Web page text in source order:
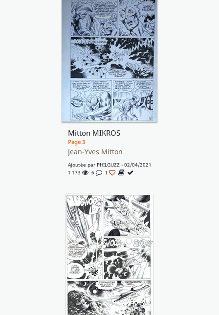
Mitton MIKROS
Page 3
Jean-Yves Mitton
Ajoutée par PHILGUZZ- 02/04/2021
1 173
6 1